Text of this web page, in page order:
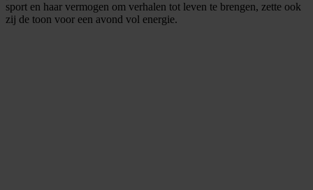
sport en haar vermogen om verhalen tot leven te brengen, zette ook
zij de toon voor een avond vol energie.